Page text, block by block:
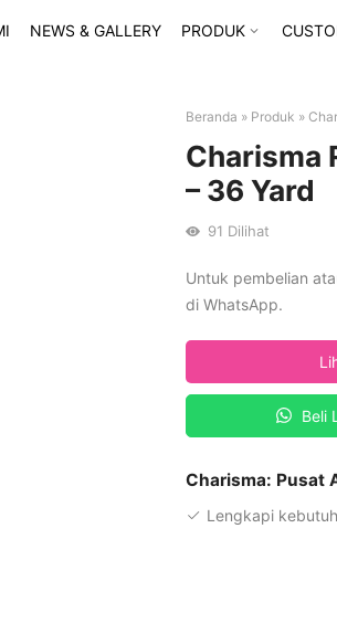
NEWS & GALLERY PRODUK
Beranda » Produk »
Charisma
– 36 Yard
91 Dilihat
Untuk pembelian
di WhatsApp.
Beli
Charisma: Pusat
Lengkapi